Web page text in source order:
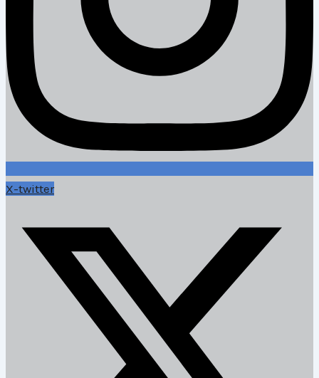
X-twitter